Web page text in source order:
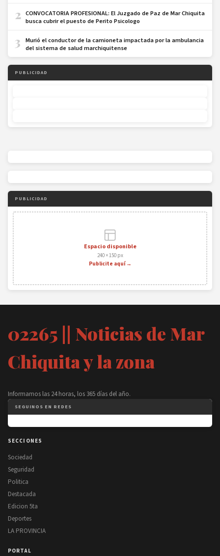
2 CONVOCATORIA PROFESIONAL: El Juzgado de Paz de Mar Chiquita
busca cubrir el puesto de Perito Psicologo
3
Murió el conductor de la camioneta impactada por la ambulancia
del sistema de salud marchiquitense
PUBLICIDAD
PUBLICIDAD
Espacio disponible
240 × 150 px
Publicite aquí →
02265 || Noticias de Mar
Chiquita y la zona
Informamos las 24 horas, los 365 días del año.
SEGUINOS EN REDES
SECCIONES
Sociedad
Seguridad
Politica
Destacada
Edicion 5ta
Deportes
LA PROVINCIA
PORTAL